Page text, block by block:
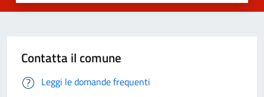
Contatta il comune
Leggi le domande frequenti